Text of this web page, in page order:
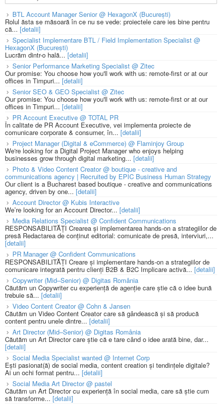
BTL Account Manager Senior @ HexagonX (București)
Rolul ăsta se măsoară în ce nu se vede: proiectele care ies bine pentru
că... [detalii]
Specialist Implementare BTL / Field Implementation Specialist @
HexagonX (București)
Lucrăm dintr-o hală...[detalii]
Senior Performance Marketing Specialist @ Zitec
Our promise: You choose how you'll work with us: remote-first or at our
offices in Timpuri... [detalii]
Senior SEO & GEO Specialist @ Zitec
Our promise: You choose how you'll work with us: remote-first or at our
offices in Timpuri... [detalii]
PR Account Executive @ TOTAL PR
În calitate de PR Account Executive, vei implementa proiecte de
comunicare corporate & consumer, în... [detalii]
Project Manager (Digital & eCommerce) @ Flaminjoy Group
We're looking for a Digital Project Manager who enjoys helping
businesses grow through digital marketing... [detalii]
Photo & Video Content Creator @ boutique - creative and
communications agency | Recruited by EPIC Business Human Strategy
Our client is a Bucharest based boutique - creative and communications
agency, driven by one... [detalii]
Account Director @ Kubis Interactive
We’re looking for an Account Director... [detalii]
Media Relations Specialist @ Confident Communications
RESPONSABILITĂȚI Crearea și implementarea hands-on a strategiilor de
presă Redactarea de conținut editorial: comunicate de presă, interviuri,...
[detalii]
PR Manager @ Confident Communications
RESPONSABILITĂȚI Creare și implementare hands-on a strategiilor de
comunicare integrată pentru clienți B2B & B2C Implicare activă... [detalii]
Copywriter (Mid–Senior) @ Digitas România
Căutăm un Copywriter cu experiență de agenție care știe că o idee bună
trebuie să... [detalii]
Video Content Creator @ Cohn & Jansen
Căutăm un Video Content Creator care să gândească și să producă
content pentru unele dintre... [detalii]
Art Director (Mid–Senior) @ Digitas România
Căutăm un Art Director care știe că e tare când o idee arată bine, dar...
[detalii]
Social Media Specialist wanted @ Internet Corp
Ești pasionat(ă) de social media, content creation și tendințele digitale?
Ai un ochi format pentru... [detalii]
Social Media Art Director @ pastel
Căutăm un Art Director cu experiență în social media, care să știe cum
să transforme... [detalii]